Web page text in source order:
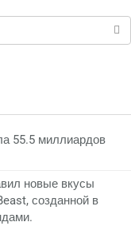
55.5 миллиардов
новые вкусы
созданной в